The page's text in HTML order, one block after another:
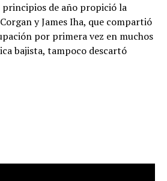
principios de año propició la
y James Iha, que compartió
por primera vez en muchos
bajista, tampoco descartó